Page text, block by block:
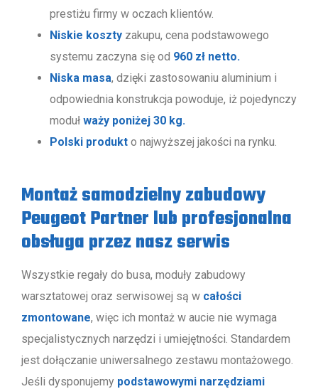
prestiżu firmy w oczach klientów.
Niskie koszty zakupu, cena podstawowego
systemu zaczyna się od 960 zł netto.
Niska masa, dzięki zastosowaniu aluminium i
odpowiednia konstrukcja powoduje, iż pojedynczy
moduł waży poniżej 30 kg.
Polski produkt o najwyższej jakości na rynku.
Montaż samodzielny zabudowy
Peugeot Partner lub profesjonalna
obsługa przez nasz serwis
Wszystkie regały do busa, moduły zabudowy
warsztatowej oraz serwisowej są w całości
zmontowane, więc ich montaż w aucie nie wymaga
specjalistycznych narzędzi i umiejętności. Standardem
jest dołączanie uniwersalnego zestawu montażowego.
Jeśli dysponujemy podstawowymi narzędziami